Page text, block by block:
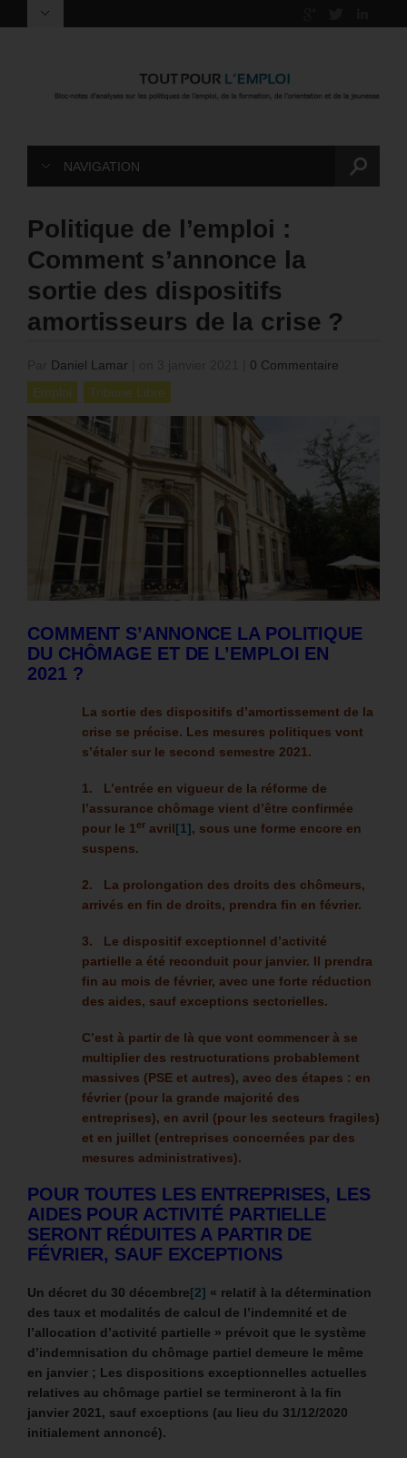
NAVIGATION
Politique de l’emploi :
Comment s’annonce la
sortie des dispositifs
amortisseurs de la crise ?
Daniel Lamar
0 Commentaire
Emploi
Tribune Libre
COMMENT S’ANNONCE LA POLITIQUE
DU CHÔMAGE ET DE L’EMPLOI EN
2021 ?
La sortie des dispositifs d’amortissement de la
crise se précise. Les mesures politiques vont
s’étaler sur le second semestre 2021.
1. L’entrée en vigueur de la réforme de
l’assurance chômage vient d’être confirmée
pour le 1er avril[1], sous une forme encore en
suspens.
2. La prolongation des droits des chômeurs,
arrivés en fin de droits, prendra fin en février.
3. Le dispositif exceptionnel d’activité
partielle a été reconduit pour janvier. Il prendra
fin au mois de février, avec une forte réduction
des aides, sauf exceptions sectorielles.
C’est à partir de là que vont commencer à se
multiplier des restructurations probablement
massives (PSE et autres), avec des étapes : en
février (pour la grande majorité des
entreprises), en avril (pour les secteurs fragiles)
et en juillet (entreprises concernées par des
mesures administratives).
POUR TOUTES LES ENTREPRISES, LES
AIDES POUR ACTIVITÉ PARTIELLE
SERONT RÉDUITES A PARTIR DE
FÉVRIER, SAUF EXCEPTIONS
Un décret du 30 décembre[2] « relatif à la détermination
des taux et modalités de calcul de l’indemnité et de
l’allocation d’activité partielle » prévoit que le système
d’indemnisation du chômage partiel demeure le même
en janvier ; Les dispositions exceptionnelles actuelles
relatives au chômage partiel se termineront à la fin
janvier 2021, sauf exceptions (au lieu du 31/12/2020
initialement annoncé).